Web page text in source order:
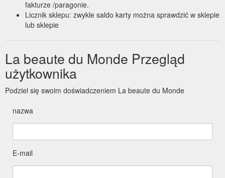
fakturze /paragonie.
Licznik sklepu: zwykle saldo karty można sprawdzić w sklepie
lub sklepie
La beaute du Monde Przegląd
użytkownika
Podziel się swoim doświadczeniem La beaute du Monde
nazwa
E-mail